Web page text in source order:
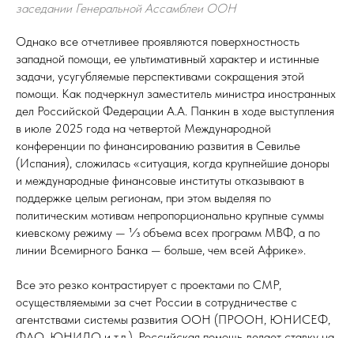
заседании Генеральной Ассамблеи ООН
Однако все отчетливее проявляются поверхностность
западной помощи, ее ультимативный характер и истинные
задачи, усугубляемые перспективами сокращения этой
помощи. Как подчеркнул заместитель министра иностранных
дел Российской Федерации А.А. Панкин в ходе выступления
в июле 2025 года на четвертой Международной
конференции по финансированию развития в Севилье
(Испания), сложилась «ситуация, когда крупнейшие доноры
и международные финансовые институты отказывают в
поддержке целым регионам, при этом выделяя по
политическим мотивам непропорционально крупные суммы
киевскому режиму — 1⁄3 объема всех программ МВФ, а по
линии Всемирного Банка — больше, чем всей Африке».
Все это резко контрастирует с проектами по СМР,
осуществляемыми за счет России в сотрудничестве с
агентствами системы развития ООН (ПРООН, ЮНИСЕФ,